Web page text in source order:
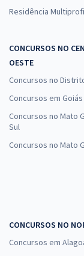
Técnico de
Contabilidade
Contabilidade Geral
Residência
CONCURSOS NO
OESTE
Concursos no
Concursos em Goiás
Concursos no Mato
Sul
Concursos no Mato
CONCURSOS NO
Concursos em